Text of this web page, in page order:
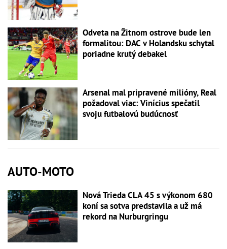
Odveta na Žitnom ostrove bude len
formalitou: DAC v Holandsku schytal
poriadne krutý debakel
Arsenal mal pripravené milióny, Real
požadoval viac: Vinícius spečatil
svoju futbalovú budúcnosť
AUTO-MOTO
Nová Trieda CLA 45 s výkonom 680
koní sa sotva predstavila a už má
rekord na Nurburgringu